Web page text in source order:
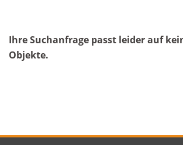
Ihre Suchanfrage passt leider auf
Objekte.